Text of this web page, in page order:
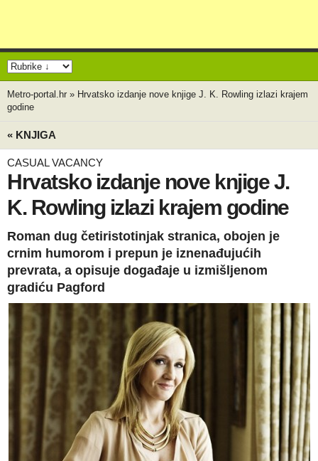
Metro-portal.hr » Hrvatsko izdanje nove knjige J. K. Rowling izlazi krajem
godine
« KNJIGA
CASUAL VACANCY
Hrvatsko izdanje nove knjige J.
K. Rowling izlazi krajem godine
Roman dug četiristotinjak stranica, obojen je
crnim humorom i prepun je iznenađujućih
prevrata, a opisuje događaje u izmišljenom
gradiću Pagford